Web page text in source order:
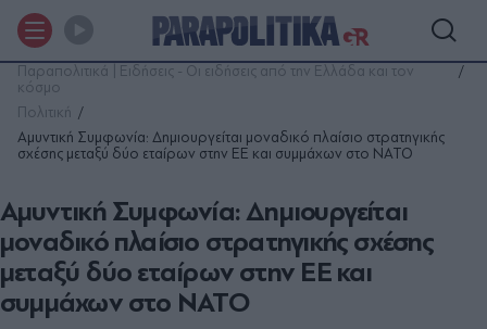
Παραπολιτικά | Ειδήσεις - Οι ειδήσεις από την Ελλάδα και τον
κόσμο
Πολιτική
Αμυντική Συμφωνία: Δημιουργείται μοναδικό πλαίσιο στρατηγικής
σχέσης μεταξύ δύο εταίρων στην ΕΕ και συμμάχων στο ΝΑΤΟ
Αμυντική Συμφωνία: Δημιουργείται
μοναδικό πλαίσιο στρατηγικής σχέσης
μεταξύ δύο εταίρων στην ΕΕ και
συμμάχων στο ΝΑΤΟ